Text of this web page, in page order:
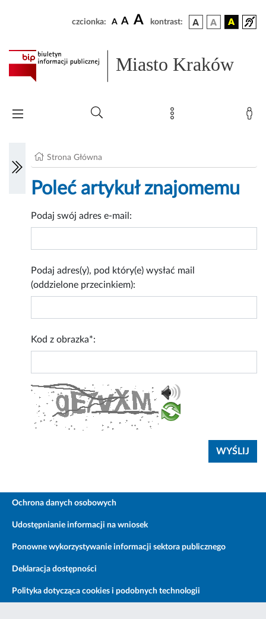
czcionka: A A A kontrast:
Miasto Kraków
Strona Główna
Poleć artykuł znajomemu
Podaj swój adres e-mail:
Podaj adres(y), pod który(e) wysłać mail
(oddzielone przecinkiem):
Kod z obrazka*:
Ochrona danych osobowych
Udostępnianie informacji na wniosek
Ponowne wykorzystywanie informacji sektora publicznego
Deklaracja dostępności
Polityka dotycząca cookies i podobnych technologii